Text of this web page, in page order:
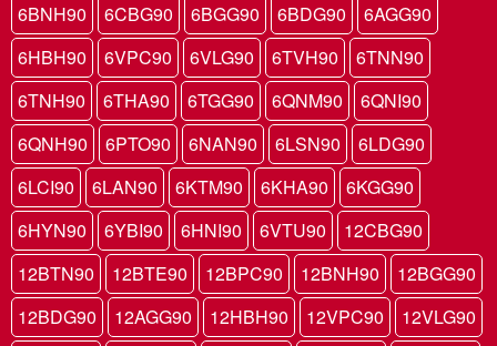
6BNH90
6CBG90 6BGG90 6BDG90
6AGG90
6HBH90
6VPC90 6VLG90 6TVH90
6TNN90
6TNH90
6THA90 6TGG90 6QNM90
6QNI90
6QNH90
6PTO90 6NAN90 6LSN90
6LDG90
6LCI90
6LAN90 6KTM90 6KHA90
6KGG90
6HYN90
6YBI90 6HNI90 6VTU90
12CBG90
12BTN90
12BTE90 12BPC90 12BNH90
12BGG90
12BDG90
12AGG90 12HBH90 12VPC90
12VLG90